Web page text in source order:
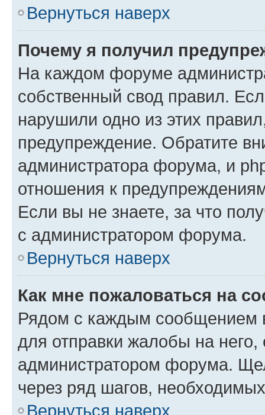
Вернуться наверх
Почему я получил
На каждом форуме
собственный свод правил.
нарушили одно из этих
предупреждение. Обратите
администратора форума, и
отношения к
Если вы не знаете, за что
с администратором форума.
Вернуться наверх
Как мне пожаловаться на
Рядом с каждым сообщением
для отправки жалобы на
администратором форума.
через ряд шагов,
Вернуться наверх